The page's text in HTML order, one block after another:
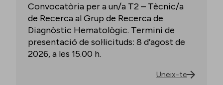
Convocatòria per a un/a T2 – Tècnic/a
de Recerca al Grup de Recerca de
Diagnòstic Hematològic. Termini de
presentació de sol·licituds: 8 d’agost de
2026, a les 15.00 h.
Uneix-te